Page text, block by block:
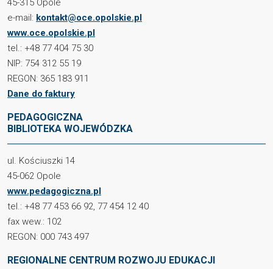
e-mail: kontakt@oce.opolskie.pl
www.oce.opolskie.pl
tel.: +48 77 404 75 30
NIP: 754 312 55 19
REGON: 365 183 911
Dane do faktury
PEDAGOGICZNA
BIBLIOTEKA WOJEWÓDZKA
ul. Kościuszki 14
45-062 Opole
www.pedagogiczna.pl
tel.: +48 77 453 66 92, 77 454 12 40
fax wew.: 102
REGON: 000 743 497
REGIONALNE CENTRUM ROZWOJU EDUKACJI